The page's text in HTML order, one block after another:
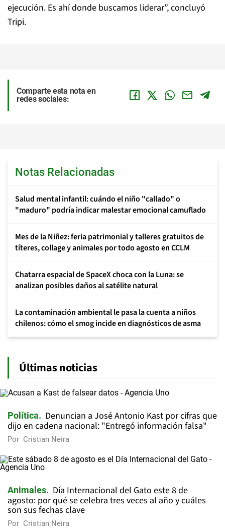
ejecución. Es ahí donde buscamos liderar”, concluyó
Tripi.
Comparte esta nota en
redes sociales:
Notas Relacionadas
Salud mental infantil: cuándo el niño "callado" o
"maduro" podría indicar malestar emocional camuflado
Mes de la Niñez: feria patrimonial y talleres gratuitos de
títeres, collage y animales por todo agosto en CCLM
Chatarra espacial de SpaceX choca con la Luna: se
analizan posibles daños al satélite natural
La contaminación ambiental le pasa la cuenta a niños
chilenos: cómo el smog incide en diagnósticos de asma
Últimas noticias
Política
Denuncian a José Antonio Kast por cifras que
dijo en cadena nacional: "Entregó información falsa"
Por Cristian Neira
Animales
Día Internacional del Gato este 8 de
agosto: por qué se celebra tres veces al año y cuáles
son sus fechas clave
Por Cristian Neira